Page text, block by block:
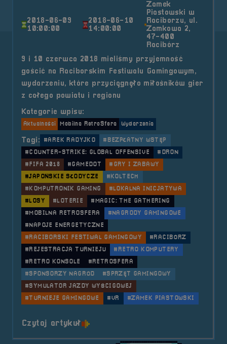
2018-06-09
10:00:00
2018-06-10
14:00:00
Zamek
Piastowski w
Raciborzu, ul.
Zamkowa 2,
47-400
Racibórz
9 i 10 czerwca 2018 mieliśmy przyjemność
gościć na Raciborskim Festiwalu Gamingowym,
wydarzeniu, które przyciągnęło miłośników gier
z całego powiatu i regionu
Kategorie wpisu:
Aktualności Mobilna RetroSfera Wydarzenia
Tagi: #AREK RADYJKO
#BEZPŁATNY WSTĘP
#COUNTER-STRIKE: GLOBAL OFFENSIVE
#DRON
#FIFA 2018
#GAMEDOT
#GRY I ZABAWY
#JAPOŃSKIE SŁODYCZE
#KOLTECH
#KOMPUTRONIK GAMING
#LOKALNA INICJATYWA
#LOSY
#LOTERIE
#MAGIC: THE GATHERING
#MOBILNA RETROSFERA
#NAGRODY GAMINGOWE
#NAPOJE ENERGETYCZNE
#RACIBORSKI FESTIWAL GAMINGOWY
#RACIBÓRZ
#REJESTRACJA TURNIEJU
#RETRO KOMPUTERY
#RETRO KONSOLE
#RETROSFERA
#SPONSORZY NAGRÓD
#SPRZĘT GAMINGOWY
#SYMULATOR JAZDY WYŚCIGOWEJ
#TURNIEJE GAMINGOWE
#VR #ZAMEK PIASTOWSKI
Czytaj artykuło tytule 2018.06.09-10 Mobilna